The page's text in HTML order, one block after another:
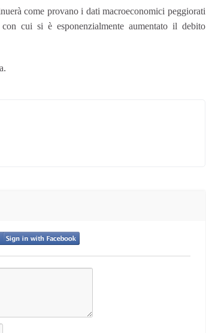
come provano i dati macroeconomici peggiorati
cui si è esponenzialmente aumentato il debito